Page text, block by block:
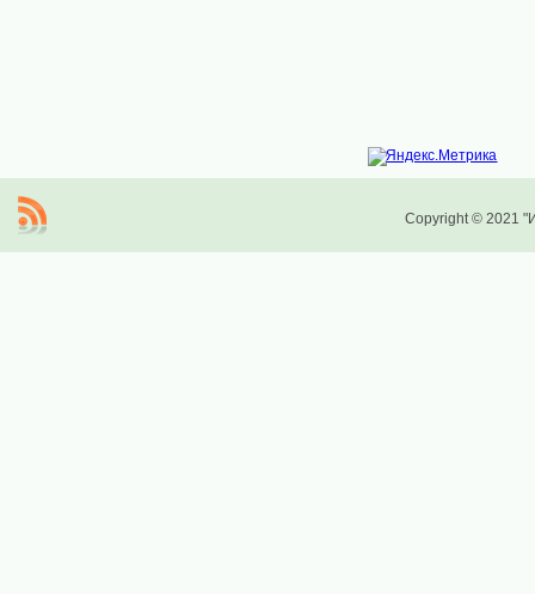
Copyright © 2021